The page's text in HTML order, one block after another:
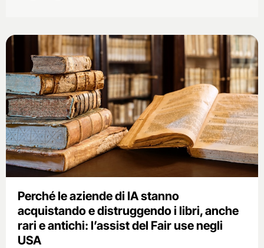
Perché le aziende di IA stanno
acquistando e distruggendo i libri, anche
rari e antichi: l’assist del Fair use negli
USA